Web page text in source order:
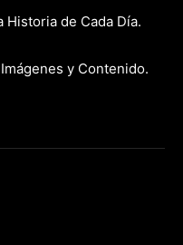
Historia de Cada Día.
y Contenido.